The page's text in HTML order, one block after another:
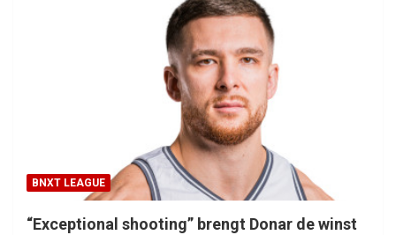
BNXT LEAGUE
“Exceptional shooting” brengt Donar de winst